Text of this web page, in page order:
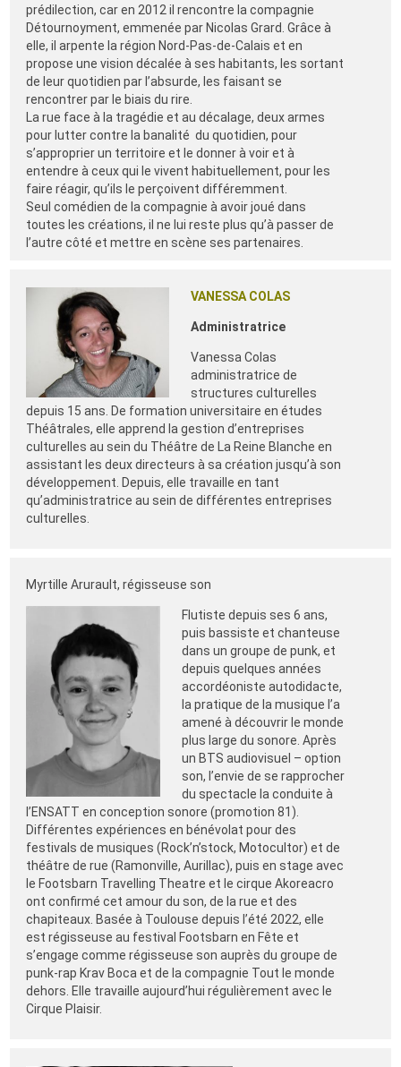
prédilection, car en 2012 il rencontre la compagnie
Détournoyment, emmenée par Nicolas Grard. Grâce à
elle, il arpente la région Nord-Pas-de-Calais et en
propose une vision décalée à ses habitants, les sortant
de leur quotidien par l’absurde, les faisant se
rencontrer par le biais du rire.
La rue face à la tragédie et au décalage, deux armes
pour lutter contre la banalité du quotidien, pour
s’approprier un territoire et le donner à voir et à
entendre à ceux qui le vivent habituellement, pour les
faire réagir, qu’ils le perçoivent différemment.
Seul comédien de la compagnie à avoir joué dans
toutes les créations, il ne lui reste plus qu’à passer de
l’autre côté et mettre en scène ses partenaires.
VANESSA COLAS
Administratrice
Vanessa Colas
administratrice de
structures culturelles
depuis 15 ans. De formation universitaire en études
Théâtrales, elle apprend la gestion d’entreprises
culturelles au sein du Théâtre de La Reine Blanche en
assistant les deux directeurs à sa création jusqu’à son
développement. Depuis, elle travaille en tant
qu’administratrice au sein de différentes entreprises
culturelles.
Myrtille Arurault, régisseuse son
Flutiste depuis ses 6 ans,
puis bassiste et chanteuse
dans un groupe de punk, et
depuis quelques années
accordéoniste autodidacte,
la pratique de la musique l’a
amené à découvrir le monde
plus large du sonore. Après
un BTS audiovisuel – option
son, l’envie de se rapprocher
du spectacle la conduite à
l’ENSATT en conception sonore (promotion 81).
Différentes expériences en bénévolat pour des
festivals de musiques (Rock’n’stock, Motocultor) et de
théâtre de rue (Ramonville, Aurillac), puis en stage avec
le Footsbarn Travelling Theatre et le cirque Akoreacro
ont confirmé cet amour du son, de la rue et des
chapiteaux. Basée à Toulouse depuis l’été 2022, elle
est régisseuse au festival Footsbarn en Fête et
s’engage comme régisseuse son auprès du groupe de
punk-rap Krav Boca et de la compagnie Tout le monde
dehors. Elle travaille aujourd’hui régulièrement avec le
Cirque Plaisir.